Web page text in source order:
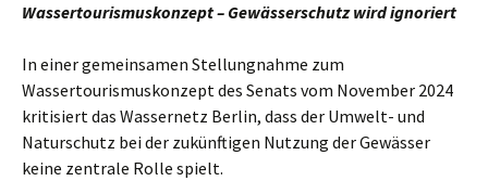
Wassertourismuskonzept – Gewässerschutz wird ignoriert
In einer gemeinsamen Stellungnahme zum
Wassertourismuskonzept des Senats vom November 2024
kritisiert das Wassernetz Berlin, dass der Umwelt- und
Naturschutz bei der zukünftigen Nutzung der Gewässer
keine zentrale Rolle spielt.